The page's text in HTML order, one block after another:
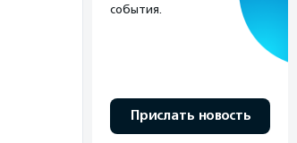
события.
Прислать новость